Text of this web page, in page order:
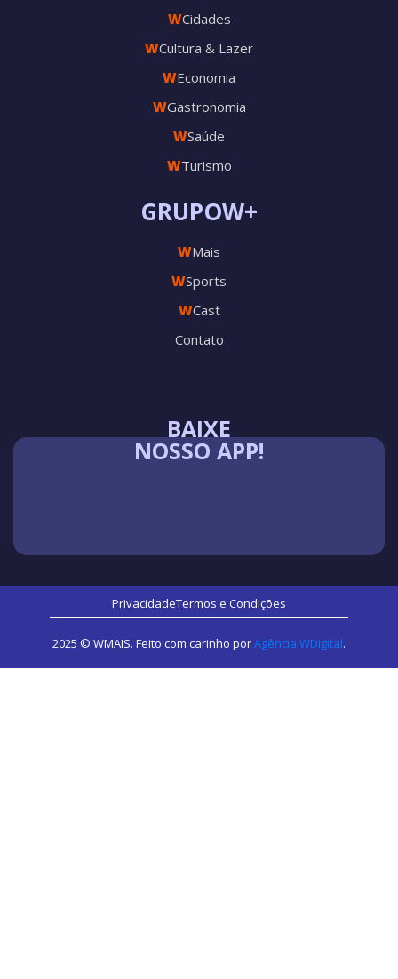
BAIXE
NOSSO APP!
GRUPOW+
WMais
WSports
WCast
Contato
WCidades
WCultura & Lazer
WEconomia
WGastronomia
WSaúde
WTurismo
PrivacidadeTermos e Condições
2025 © WMAIS. Feito com carinho porAgência WDigital.